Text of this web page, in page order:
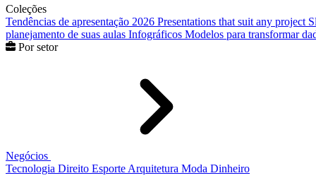
Coleções
Tendências de apresentação 2026 Presentations that suit any project
planejamento de suas aulas Infográficos Modelos para transformar
Por setor
Negócios
Tecnologia Direito Esporte Arquitetura Moda Dinheiro